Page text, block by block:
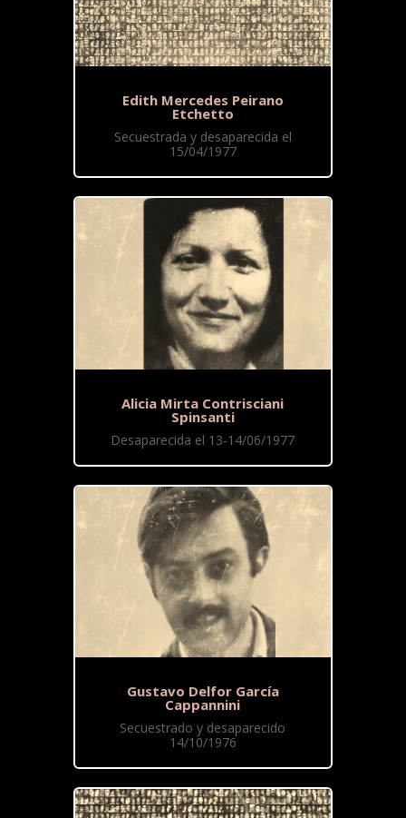
Edith Mercedes Peirano
Etchetto
Secuestrada y desaparecida el
15/04/1977
Alicia Mirta Contrisciani
Spinsanti
Desaparecida el 13-14/06/1977
Gustavo Delfor García
Cappannini
Secuestrado y desaparecido
14/10/1976